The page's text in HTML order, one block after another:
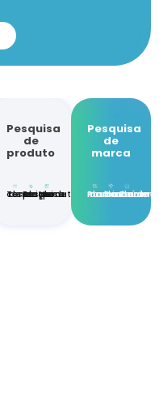
Pesquisa
de
produto
Teste de conceito
Pesquisa de preçosNome do produto
Pesquisa
de
marca
Posicionamento da marcaConhecimento da marcaSaúde da marca